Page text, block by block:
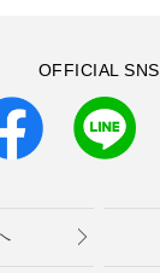
OFFICIAL SNS